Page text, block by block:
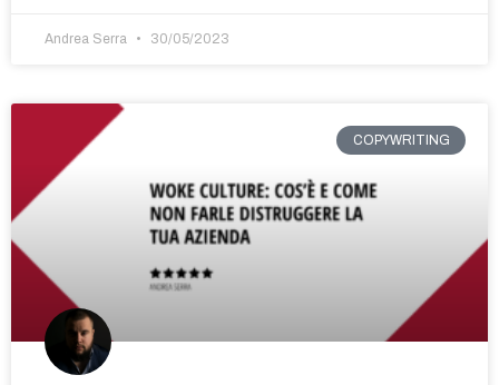
Andrea Serra 30/05/2023
COPYWRITING